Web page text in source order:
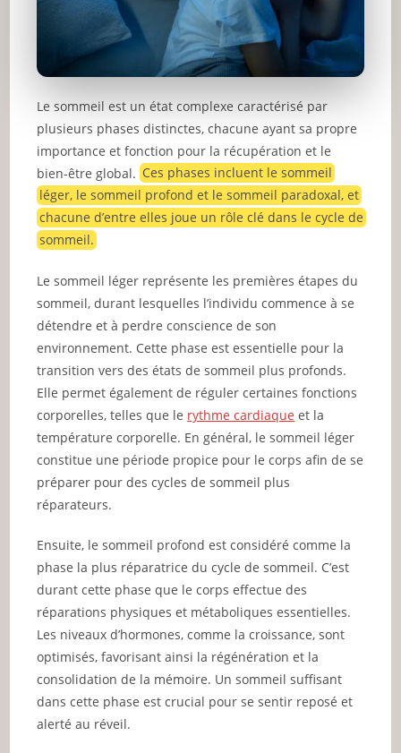
Le sommeil est un état complexe caractérisé par
plusieurs phases distinctes, chacune ayant sa propre
importance et fonction pour la récupération et le
bien-être global.Ces phases incluent le sommeil
léger, le sommeil profond et le sommeil paradoxal, et
chacune d’entre elles joue un rôle clé dans le cycle de
sommeil.
Le sommeil léger représente les premières étapes du
sommeil, durant lesquelles l’individu commence à se
détendre et à perdre conscience de son
environnement. Cette phase est essentielle pour la
transition vers des états de sommeil plus profonds.
Elle permet également de réguler certaines fonctions
corporelles, telles que le rythme cardiaque et la
température corporelle. En général, le sommeil léger
constitue une période propice pour le corps afin de se
préparer pour des cycles de sommeil plus
réparateurs.
Ensuite, le sommeil profond est considéré comme la
phase la plus réparatrice du cycle de sommeil. C’est
durant cette phase que le corps effectue des
réparations physiques et métaboliques essentielles.
Les niveaux d’hormones, comme la croissance, sont
optimisés, favorisant ainsi la régénération et la
consolidation de la mémoire. Un sommeil suffisant
dans cette phase est crucial pour se sentir reposé et
alerté au réveil.